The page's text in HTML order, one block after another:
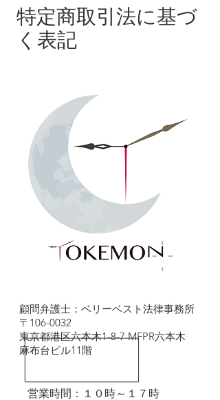
特定商取引法に基づ
く表記
顧問弁護士：ベリーベスト法律事務所
〒106-0032
東京都港区六本木1-8-7 MFPR六本木
麻布台ビル11階
営業時間：１０時～１７時